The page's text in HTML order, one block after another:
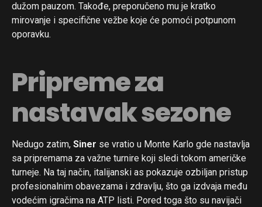
dužom pauzom. Takođe, preporučeno mu je kratko
mirovanje i specifične vežbe koje će pomoći potpunom
oporavku.
Pripreme za
nastavak sezone
Nedugo zatim, Siner se vratio u Monte Karlo gde nastavlja
sa pripremama za važne turnire koji sledi tokom američke
turneje. Na taj način, italijanski as pokazuje ozbiljan pristup
profesionalnim obavezama i zdravlju, što ga izdvaja među
vodećim igračima na ATP listi. Pored toga što su navijači